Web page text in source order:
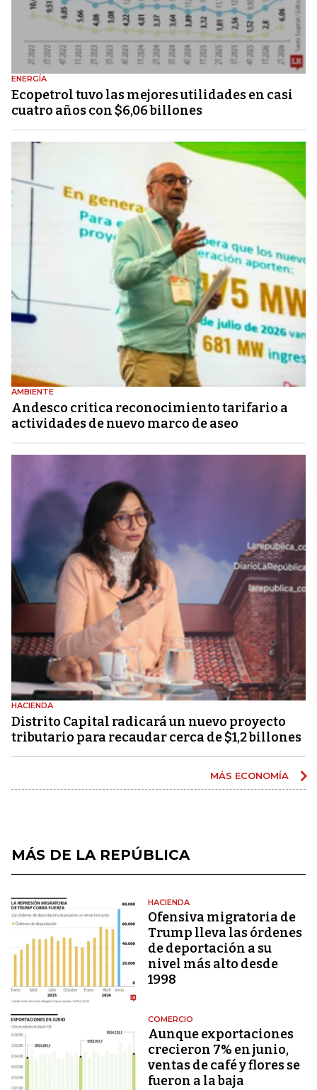
ENERGÍA
Ecopetrol tuvo las mejores utilidades en casi
cuatro años con $6,06 billones
AMBIENTE
Andesco critica reconocimiento tarifario a
actividades de nuevo marco de aseo
HACIENDA
Distrito Capital radicará un nuevo proyecto
tributario para recaudar cerca de $1,2 billones
MÁS ECONOMÍA
MÁS DE LA REPÚBLICA
HACIENDA
Ofensiva migratoria de
Trump lleva las órdenes
de deportación a su
nivel más alto desde
1998
COMERCIO
Aunque exportaciones
crecieron 7% en junio,
ventas de café y flores se
fueron a la baja